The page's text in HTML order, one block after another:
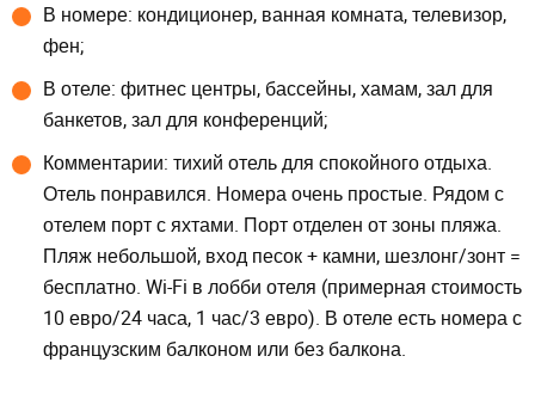
В номере: кондиционер, ванная комната, телевизор,
фен;
В отеле: фитнес центры, бассейны, хамам, зал для
банкетов, зал для конференций;
Комментарии: тихий отель для спокойного отдыха.
Отель понравился. Номера очень простые. Рядом с
отелем порт с яхтами. Порт отделен от зоны пляжа.
Пляж небольшой, вход песок + камни, шезлонг/зонт =
бесплатно. Wi-Fi в лобби отеля (примерная стоимость
10 евро/24 часа, 1 час/3 евро). В отеле есть номера с
французским балконом или без балкона.